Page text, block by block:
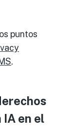
puntos
.
IA en el